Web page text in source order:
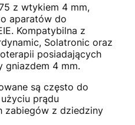
z wtykiem 4 mm,
aparatów do
Kompatybilna z
Solatronic oraz
posiadających
gniazdem 4 mm.
są często do
prądu
zabiegów z dziedziny